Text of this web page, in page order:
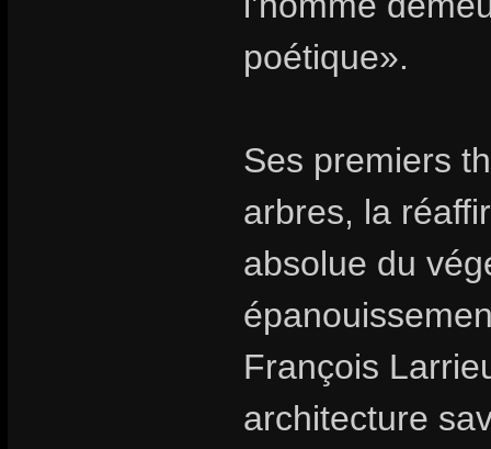
poétique».
Ses premiers
arbres, la
absolue du
François
architecture